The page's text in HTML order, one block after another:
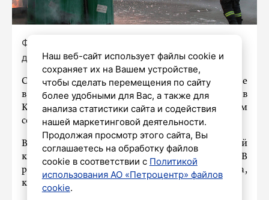
Фото: Роман Пименов/«Петербургский
дневник»
Сегодня ночью поступило сообщение о пожаре
в доме 19, корпус 2, по улице Пионерстроя в
Красносельском районе Петербурга. Об этом
сообщает пресс-служба ГУ МЧС по Петербургу.
Возгорание произошло в однокомнатной
квартире на площади 5 квадратных метров. В
результате пожара пострадала мужчина,
которого госпитализировали в больницу.
Наш веб-сайт использует файлы cookie и
сохраняет их на Вашем устройстве,
чтобы сделать перемещения по сайту
более удобными для Вас, а также для
анализа статистики сайта и содействия
нашей маркетинговой деятельности.
Продолжая просмотр этого сайта, Вы
соглашаетесь на обработку файлов
cookie в соответствии с Политикой
использования АО «Петроцентр» файлов
cookie.